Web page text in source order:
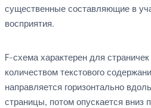
существенные составляющие в
восприятия.
F-схема характерен для
количеством текстового
направляется горизонтально
страницы, потом опускается вниз